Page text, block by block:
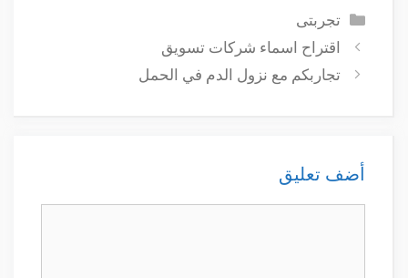
التصنيفات
تجربتى
اقتراح اسماء شركات تسويق
تجاربكم مع نزول الدم في الحمل
أضف تعليق